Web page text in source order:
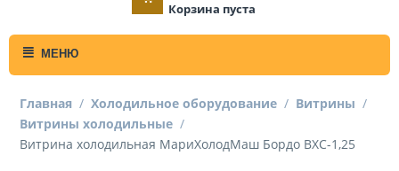
Корзина пуста
МЕНЮ
Главная / Холодильное оборудование / Витрины /
Витрины холодильные /
Витрина холодильная МариХолодМаш Бордо ВХС-1,25